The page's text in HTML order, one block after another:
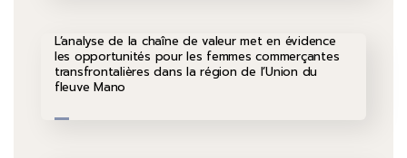
L’analyse de la chaîne de valeur met en évidence
les opportunités pour les femmes commerçantes
transfrontalières dans la région de l’Union du
fleuve Mano